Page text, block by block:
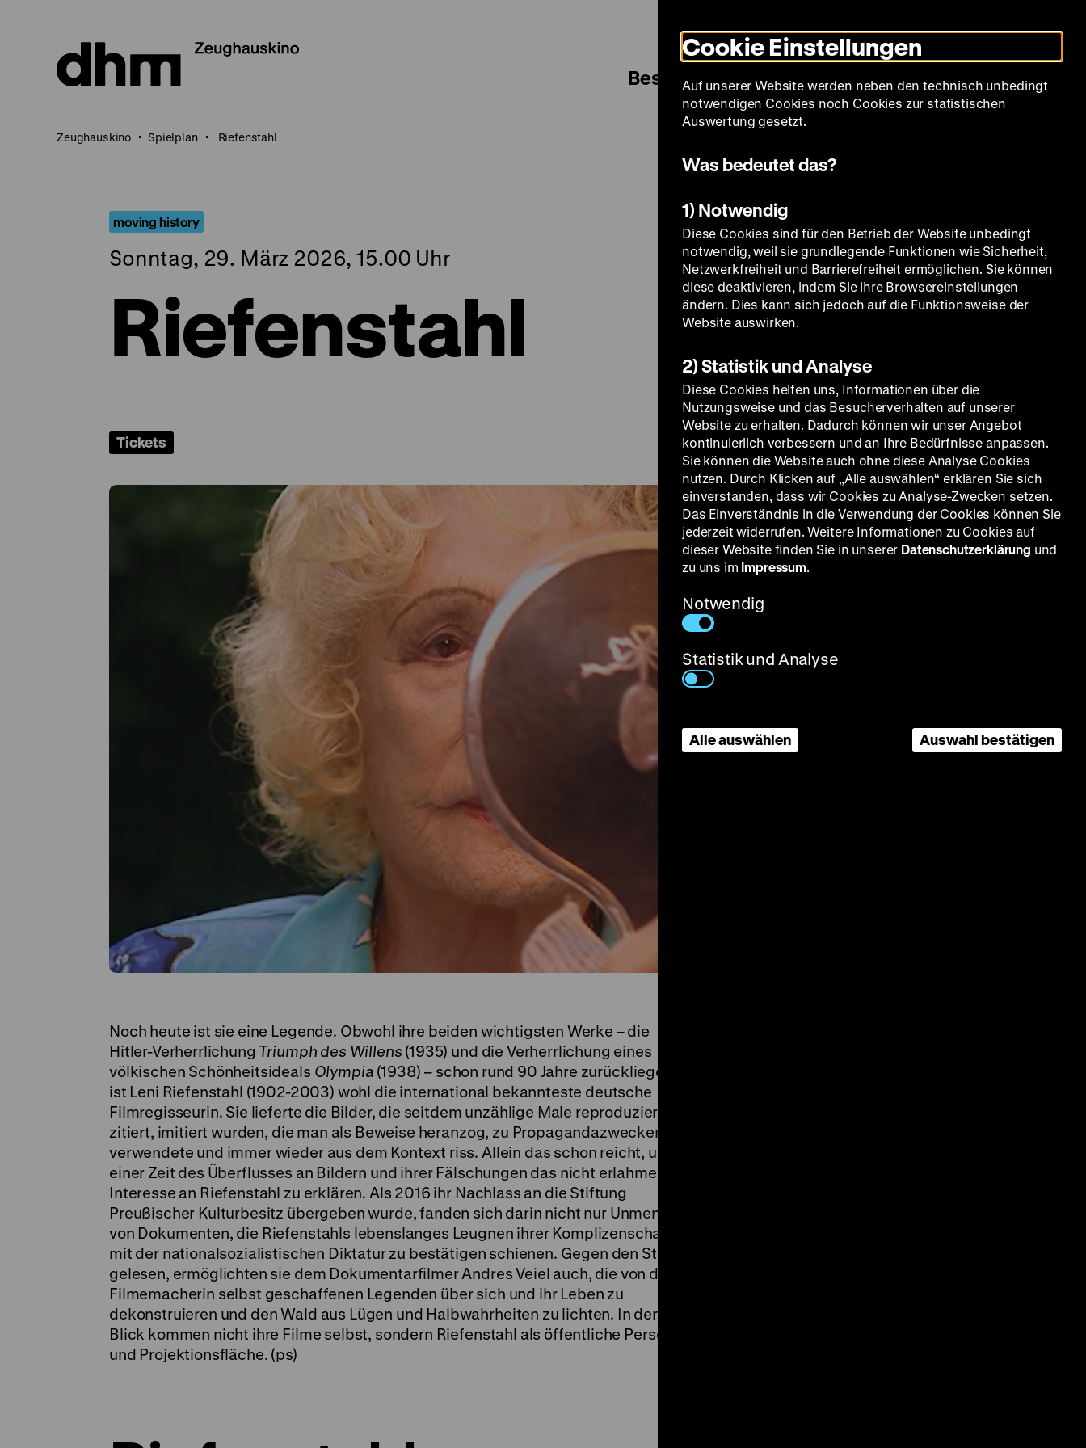
Seiteninhalt
springen
Modus
umschalten
Sprache
Besuch Spielplan Filmreihen Über uns
Zeughauskino Spielplan Riefenstahl
moving history
Sonntag, 29. März 2026, 15.00 Uhr
Riefenstahl
Tickets
Noch heute ist sie eine Legende. Obwohl ihre beiden wichtigsten Werke – die
Hitler-Verherrlichung Triumph des Willens (1935) und die Verherrlichung eines
völkischen Schönheitsideals Olympia (1938) – schon rund 90 Jahre zurückliegen,
ist Leni Riefenstahl (1902-2003) wohl die international bekannteste deutsche
Filmregisseurin. Sie lieferte die Bilder, die seitdem unzählige Male reproduziert,
zitiert, imitiert wurden, die man als Beweise heranzog, zu Propagandazwecken
verwendete und immer wieder aus dem Kontext riss. Allein das schon reicht, um in
einer Zeit des Überflusses an Bildern und ihrer Fälschungen das nicht erlahmende
Interesse an Riefenstahl zu erklären. Als 2016 ihr Nachlass an die Stiftung
Preußischer Kulturbesitz übergeben wurde, fanden sich darin nicht nur Unmengen
von Dokumenten, die Riefenstahls lebenslanges Leugnen ihrer Komplizenschaft
mit der nationalsozialistischen Diktatur zu bestätigen schienen. Gegen den Strich
gelesen, ermöglichten sie dem Dokumentarfilmer Andres Veiel auch, die von der
Filmemacherin selbst geschaffenen Legenden über sich und ihr Leben zu
dekonstruieren und den Wald aus Lügen und Halbwahrheiten zu lichten. In den
Blick kommen nicht ihre Filme selbst, sondern Riefenstahl als öffentliche Person
und Projektionsfläche. (ps)
Cookie Einstellungen
Auf unserer Website werden neben den technisch unbedingt
notwendigen Cookies noch Cookies zur statistischen
Auswertung gesetzt.
Was bedeutet das?
1) Notwendig
Diese Cookies sind für den Betrieb der Website unbedingt
notwendig, weil sie grundlegende Funktionen wie Sicherheit,
Netzwerkfreiheit und Barrierefreiheit ermöglichen. Sie können
diese deaktivieren, indem Sie ihre Browsereinstellungen
ändern. Dies kann sich jedoch auf die Funktionsweise der
Website auswirken.
2) Statistik und Analyse
Diese Cookies helfen uns, Informationen über die
Nutzungsweise und das Besucherverhalten auf unserer
Website zu erhalten. Dadurch können wir unser Angebot
kontinuierlich verbessern und an Ihre Bedürfnisse anpassen.
Sie können die Website auch ohne diese Analyse Cookies
nutzen. Durch Klicken auf „Alle auswählen“ erklären Sie sich
einverstanden, dass wir Cookies zu Analyse-Zwecken setzen.
Das Einverständnis in die Verwendung der Cookies können Sie
jederzeit widerrufen. Weitere Informationen zu Cookies auf
dieser Website finden Sie in unserer Datenschutzerklärung und
zu uns im Impressum.
Notwendig
Statistik und Analyse
Alle auswählen Auswahl bestätigen